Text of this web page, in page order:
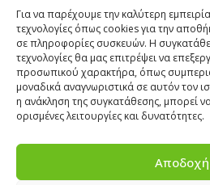
Για να παρέχουμε την καλύτερη
τεχνολογίες όπως cookies για την
σε πληροφορίες συσκευών. Η
τεχνολογίες θα μας επιτρέψει να
προσωπικού χαρακτήρα, όπως
μοναδικά αναγνωριστικά σε αυτόν τον
η ανάκληση της συγκατάθεσης, μπορεί
ορισμένες λειτουργίες και δυνατότητες.
Αποδοχή
paros@cleanit.gr
Υποκατάστημα
Έξω Γωνία, Σαντορίνη847 00
22860 22322